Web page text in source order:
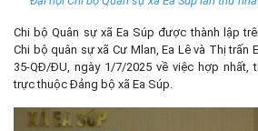
Chi bộ Quân sự xã Ea Súp được thành lập
Chi bộ quân sự xã Cư Mlan, Ea Lê và Thị trấn
35-QĐ/ĐU, ngày 1/7/2025 về việc hợp nhất,
trực thuộc Đảng bộ xã Ea Súp.